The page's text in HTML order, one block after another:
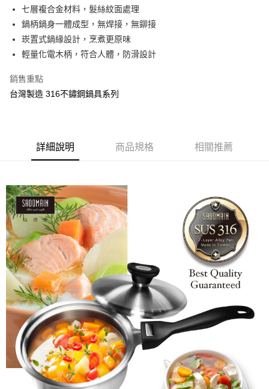
全盈+PAY
大哥付你分期
相關說明
【大哥付你分期使用說明】
2.付款方式選擇「大哥付你分期」，訂單成立後會自動跳轉到大哥付的交易
流程，驗證手機門號後，選擇欲分期的期數、繳款截止日，確認付款後即完
成交易。
法說明評估內容。
2.透過簡訊連結打開帳單後，可選擇「超商條碼／台灣大直營門市／銀行轉
帳／街口支付／iPASS MONEY」等通路繳費。
【注意事項】
1.本服務係由「台灣大哥大股份有限公司」（以下簡稱本公司）所提供，讓
用戶於交易時，得透過本服務購買商品或服務，並由商店將買賣／分期付款
買賣價金債權讓與本公司後，依約使用本公司帳單繳交帳款。
2.基於同意付款使用「大哥付你分期」之契約關係目的，商店將以您的個人
資料（包含姓名、電話或地址）提供予台灣大哥大進項蒐集、處理及利用，
由本公司與您本人進行分期帳單所需資料之確認、核對及更正。
3.完整用戶服務條款，請詳閱以下連結：https://oppay.tw/userRule
相關說明
【關於「AFTEE先享後付」】
３．安心：先確認商品／服務後，再付款。
結帳頁面，進行簡訊認證並確認金額後，即可完成結帳。
２．訂單成立數日內，您將收到繳費通知簡訊。
３．收到繳費通知簡訊後14天內，點擊此簡訊中的連結，可透過四大超商／
ATM／網路銀行／等多元方式進行付款，方視為交易完成。
※ 請注意：結帳手續完成當下不需立刻繳費，但若您需要取消訂單，請聯絡
購買商品的店家。未經商家同意取消之訂單仍視為有效，需透過AFTEE先享
後付繳納相關費用。
※ 交易是否成功請以「AFTEE先享後付 」之結帳頁面顯示為準，若有關於
是否繳費成功／繳費後需取消欲退款等相關疑問，請聯繫「AFTEE先享後付
客戶支援中心」https://netprotections.freshdesk.com/support/home
【注意事項】
１．透過由恩沛科技股份有限公司提供之「AFTEE先享後付」服務完成之交
易，需依本服務之必要範圍內提供個人資料，並將交易相關給付款項請求債
權轉讓予恩沛科技股份有限公司。
２．關於個人資料處理事宜，請瀏覽以下網址：
https://aftee.tw/terms/#terms3
３．未成年的使用者請事先徵得法定代理人或監護人之同意方可使用
「AFTEE先享後付」，若未經同意申辦者引起之損失，本公司不負相關責
付款後全家取貨
付款後7-11取貨
每筆NT$70，滿NT$899(含以上)免運費
宅配
每筆NT$100，滿NT$1,000(含以上)免運費
京站台北店客服中心(1F星巴克旁) 即日起不提供京站紙袋，取件時
請自備購物袋，若需購買紙袋可現場詢問
免運費
七層複合金材料，髮絲紋面處理
鍋柄鍋身一體成型，無焊接，無鉚接
崁置式鍋緣設計，烹煮更原味
輕量化電木柄，符合人體，防滑設計
銷售重點
台灣製造 316不鏽鋼鍋具系列
詳細說明 商品規格 相關推薦